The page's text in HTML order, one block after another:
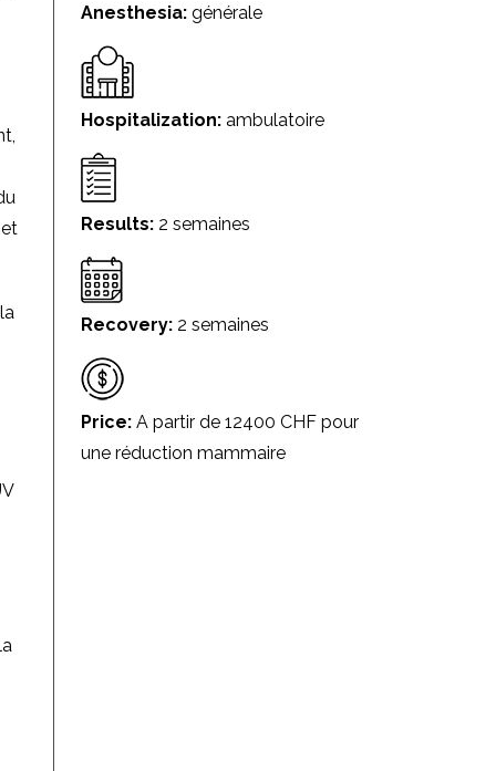
Anesthesia: générale
Hospitalization: ambulatoire
Results: 2 semaines
Recovery: 2 semaines
Price: A partir de 12400 CHF pour
une réduction mammaire